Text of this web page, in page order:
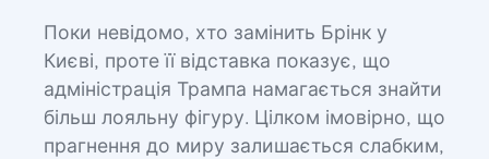
Поки невідомо, хто замінить Брінк у
Києві, проте її відставка показує, що
адміністрація Трампа намагається знайти
більш лояльну фігуру. Цілком імовірно, що
прагнення до миру залишається слабким,